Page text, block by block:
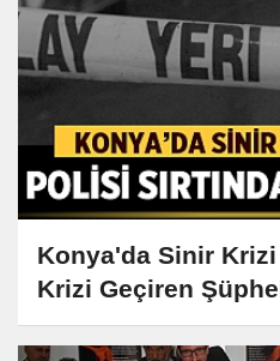
Konya'da Sinir
Krizi Geçiren
Bıçakladı!